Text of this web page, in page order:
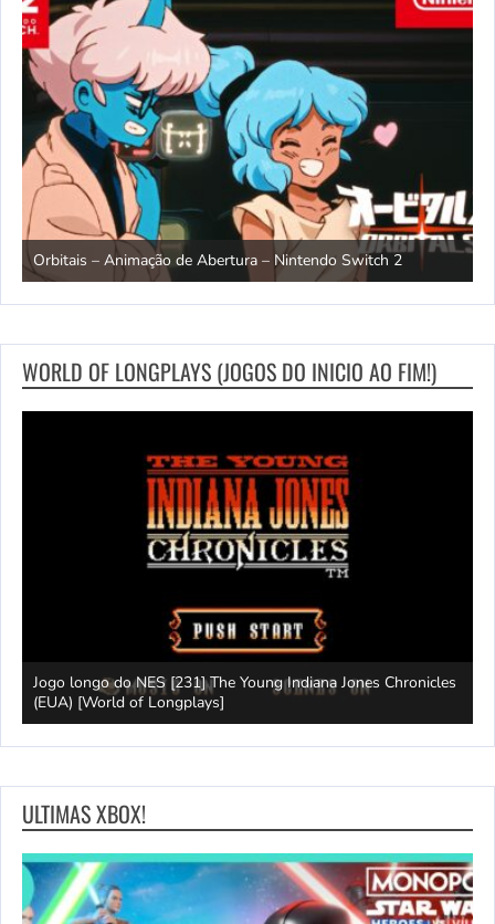
Orbitais – Animação de Abertura – Nintendo Switch 2
WORLD OF LONGPLAYS (JOGOS DO INICIO AO FIM!)
Jogo longo do NES [231] The Young Indiana Jones Chronicles
(EUA) [World of Longplays]
ULTIMAS XBOX!